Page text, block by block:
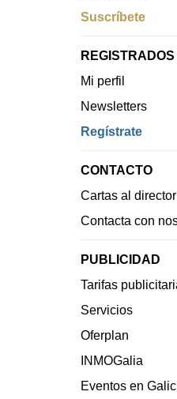
Suscríbete
REGISTRADOS
Mi perfil
Newsletters
Regístrate
CONTACTO
Cartas al director
Contacta con
PUBLICIDAD
Tarifas
Servicios
Oferplan
INMOGalia
Eventos en